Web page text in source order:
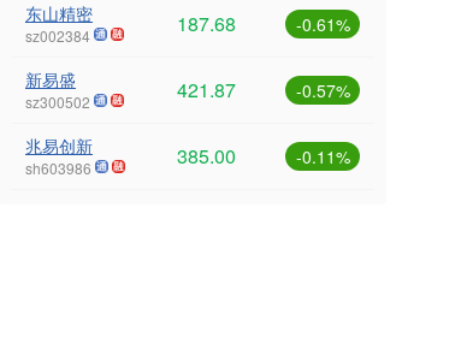
东山精密
sz002384 187.68 -0.61%
新易盛
sz300502 421.87 -0.57%
兆易创新
sh603986 385.00 -0.11%